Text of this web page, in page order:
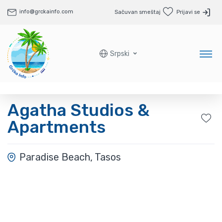
info@grckainfo.com Sačuvan smeštaj Prijavi se
Srpski
Agatha Studios &
Apartments
Paradise Beach, Tasos